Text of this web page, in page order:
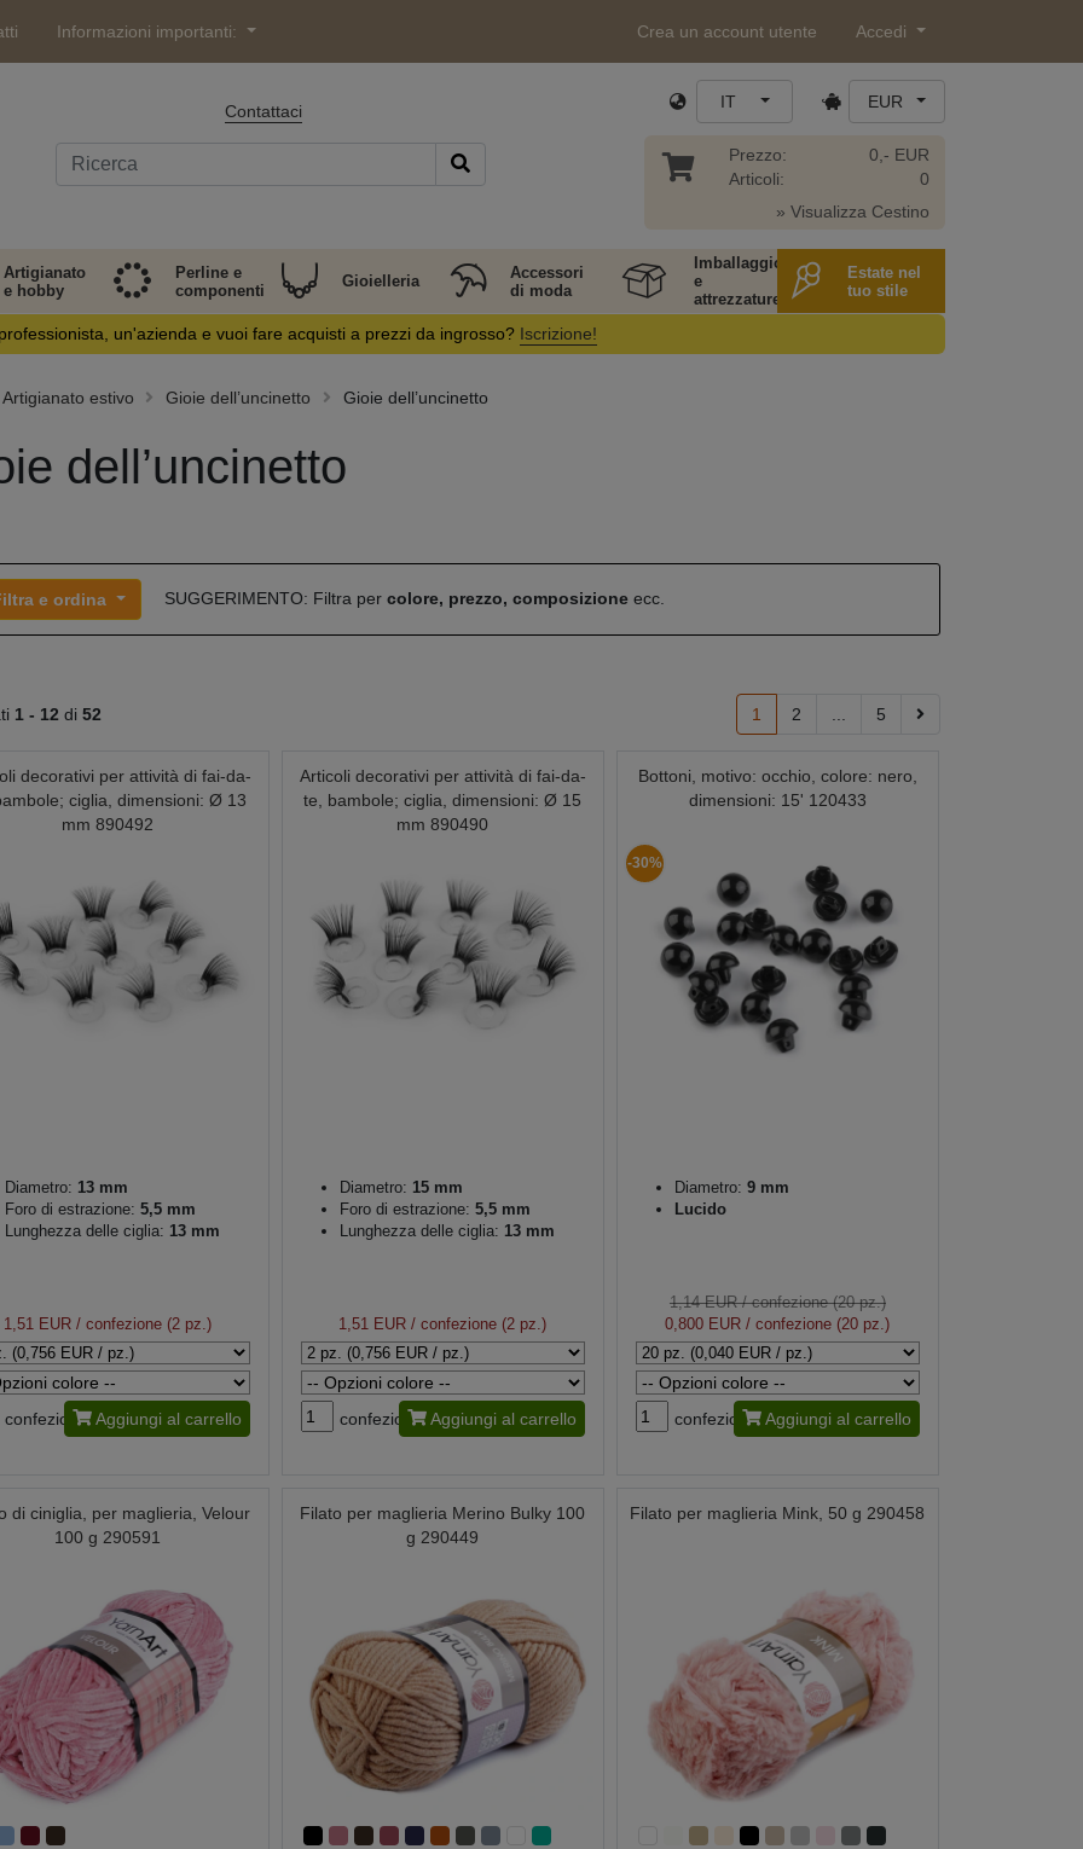
Informazioni importanti: Crea un account utente Accedi
Contattaci IT EUR
Prezzo:
Articoli:
0,- EUR
0
» Visualizza Cestino
Artigianato
e hobby
Perline e
componenti
Gioielleria
Accessori
di moda
Imballaggio
e
attrezzature
Estate nel
tuo stile
un'azienda e vuoi fare acquisti a prezzi da ingrosso? Iscrizione!
Artigianato estivo Gioie dell’uncinetto Gioie dell’uncinetto
dell’uncinetto
e ordina SUGGERIMENTO: Filtra per colore, prezzo, composizioneecc.
1 - 12 di 52 1 2 5
decorativi per attività di fai-da-
ciglia, dimensioni: Ø 13
mm 890492
Diametro: 13 mm
Foro di estrazione: 5,5 mm
Lunghezza delle ciglia: 13 mm
1,51 EUR / confezione (2 pz.)
confezione Aggiungi al carrello
Articoli decorativi per attività di fai-da-
te, bambole; ciglia, dimensioni: Ø 15
mm 890490
Diametro: 15 mm
Foro di estrazione: 5,5 mm
Lunghezza delle ciglia: 13 mm
1,51 EUR / confezione (2 pz.)
confezione Aggiungi al carrello
Bottoni, motivo: occhio, colore: nero,
dimensioni: 15' 120433
-30%
Diametro: 9 mm
Lucido
1,14 EUR/ confezione (20 pz.)
0,800 EUR / confezione (20 pz.)
confezione Aggiungi al carrello
di ciniglia, per maglieria, Velour
100 g 290591
Filato per maglieria Merino Bulky 100
g 290449
Filato per maglieria Mink, 50 g 290458